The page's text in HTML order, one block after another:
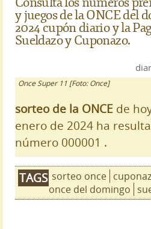
y juegos de la ONCE del
2024 cupón diario y la
Sueldazo y Cuponazo.
Once Super 11 [Foto: Once]
sorteo de la ONCE de
enero de 2024 ha
número 000001 .
TAGS sorteo once
once del domingo